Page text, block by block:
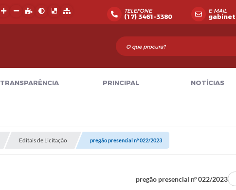
TELEFONE
(17) 3461-3380
E-MAIL
TRANSPARÊNCIA PRINCIPAL NOTÍCIAS
Editais de Licitação pregão presencial nº 022/2023
pregão presencial nº 022/2023